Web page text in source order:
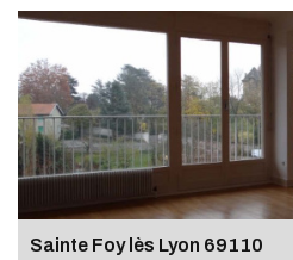
Sainte Foy lès Lyon 69110